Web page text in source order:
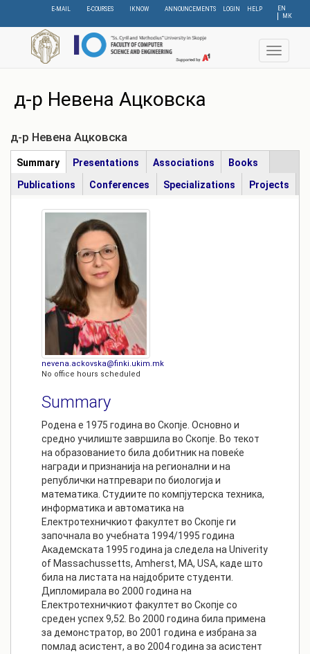
content
EN
МК
E-MAIL E-COURSES IKNOW ANNOUNCEMENTS LOGIN HELP
Toggle
д-р Невена Ацковска
д-р Невена Ацковска
Табови
Summary (active
tab)
Presentations Associations Books
Publications Conferences Specializations Projects
nevena.ackovska@finki.ukim.mk
No office hours scheduled
Summary
Родена e 1975 година во Скопје. Основно и
средно училиште завршила во Скопје. Во текот
на образованието била добитник на повеќе
награди и признанија на регионални и на
републички натпревари по биологија и
математика. Студиите по компјутерска техника,
информатика и автоматика на
Електротехничкиот факултет во Скопје ги
започнала во учебната 1994/1995 година
Академската 1995 година ја следела на Univerity
of Massachussetts, Amherst, MA, USA, каде што
била на листата на најдобрите студенти.
Дипломирала во 2000 година на
Електротехничкиот факултет во Скопје со
среден успех 9,52. Во 2000 година била примена
за демонстратор, во 2001 година е избрана за
помлад асистент, а во 2004 година за асистент